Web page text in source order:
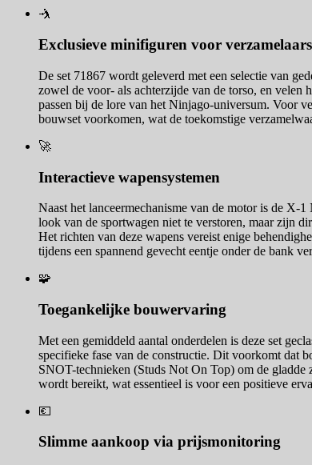
🤺
Exclusieve minifiguren voor verzamelaars
De set 71867 wordt geleverd met een selectie van
zowel de voor- als achterzijde van de torso, en velen
passen bij de lore van het Ninjago-universum. Voor
bouwset voorkomen, wat de toekomstige
🚀
Interactieve wapensystemen
Naast het lanceermechanisme van de motor is de X-
look van de sportwagen niet te verstoren, maar zijn
Het richten van deze wapens vereist enige
tijdens een spannend gevecht eentje onder de bank
🧩
Toegankelijke bouwervaring
Met een gemiddeld aantal onderdelen is deze set
specifieke fase van de constructie. Dit voorkomt dat
SNOT-technieken (Studs Not On Top) om de gladde
wordt bereikt, wat essentieel is voor een positieve
💶
Slimme aankoop via prijsmonitoring